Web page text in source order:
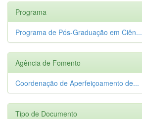
Programa
Programa de Pós-Graduação em Ciên...
Agência de Fomento
Coordenação de Aperfeiçoamento de...
Tipo de Documento